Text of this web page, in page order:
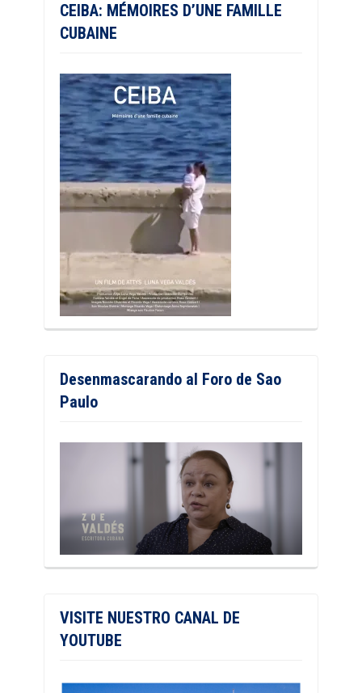
CEIBA: MÉMOIRES D’UNE FAMILLE
CUBAINE
Desenmascarando al Foro de Sao
Paulo
VISITE NUESTRO CANAL DE
YOUTUBE